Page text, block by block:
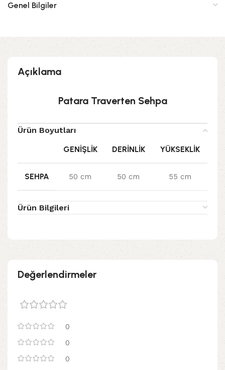
Genel Bilgiler
Açıklama
Patara Traverten Sehpa
Ürün Boyutları
GENIŞLIK
DERINLIK YÜKSEKLIK
SEHPA 50 cm 50 cm 55 cm
Ürün Bilgileri
Değerlendirmeler
0
0
0